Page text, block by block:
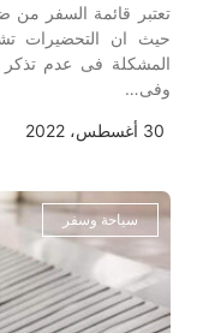
تعتبر قائمة السفر من
حيث ان التحضيرات
المشكلة فى عدم تذكر
وفى…
30 أغسطس، 2022
سياحة وسفر